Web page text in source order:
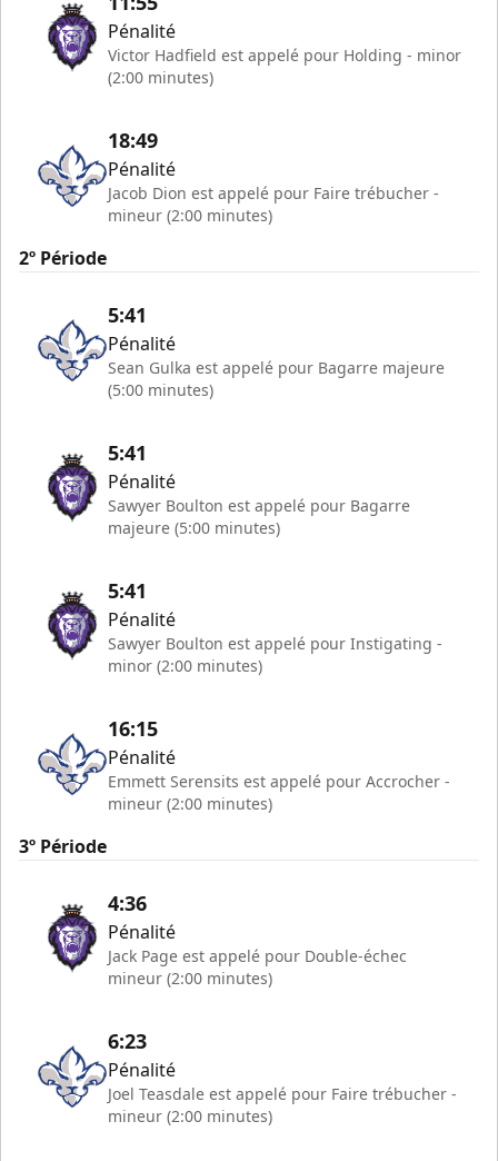
Pénalité
Victor Hadfield est appelé pour Holding - minor
(2:00 minutes)
18:49
Pénalité
Jacob Dion est appelé pour Faire trébucher -
mineur (2:00 minutes)
2º Période
5:41
Pénalité
Sean Gulka est appelé pour Bagarre majeure
(5:00 minutes)
5:41
Pénalité
Sawyer Boulton est appelé pour Bagarre
majeure (5:00 minutes)
5:41
Pénalité
Sawyer Boulton est appelé pour Instigating -
minor (2:00 minutes)
16:15
Pénalité
Emmett Serensits est appelé pour Accrocher -
mineur (2:00 minutes)
3º Période
4:36
Pénalité
Jack Page est appelé pour Double-échec
mineur (2:00 minutes)
6:23
Pénalité
Joel Teasdale est appelé pour Faire trébucher -
mineur (2:00 minutes)